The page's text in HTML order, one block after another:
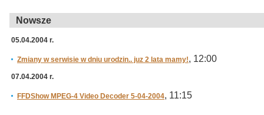
Nowsze
05.04.2004 r.
Zmiany w serwisie w dniu urodzin.. juz 2 lata mamy!, 12:00
07.04.2004 r.
FFDShow MPEG-4 Video Decoder 5-04-2004, 11:15